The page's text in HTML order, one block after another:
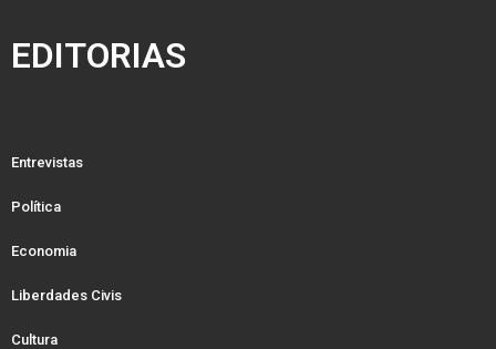
EDITORIAS
Entrevistas
Política
Economia
Liberdades Civis
Cultura